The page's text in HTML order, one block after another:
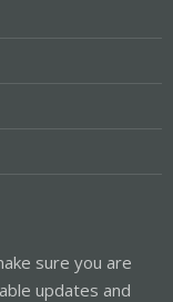
sure you are
updates and